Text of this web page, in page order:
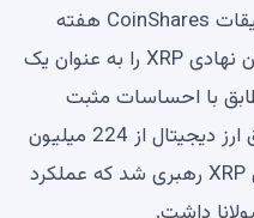
تحقیقات CoinShares هفته
گذشته ثابت کرد که سرمایه گذاران نهادی XRP را به عنوان یک
با احساسات مثبت
دوباره در بازار، جریان های صندوق ارز دیجیتال از 224 میلیون
دلار فراتر رفت. جریان های ورودی XRP رهبری شد که عملکرد